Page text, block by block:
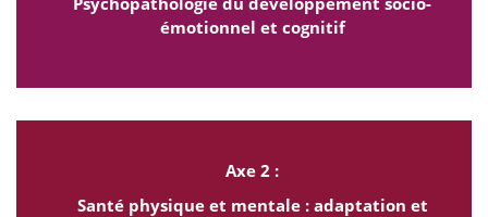
émotionnel et cognitif
Axe 2 :
Santé physique et mentale : adaptation et